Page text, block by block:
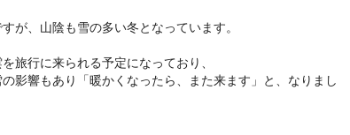
が、山陰も雪の多い冬となっています。
旅行に来られる予定になっており、
影響もあり「暖かくなったら、また来ます」と、なりまし